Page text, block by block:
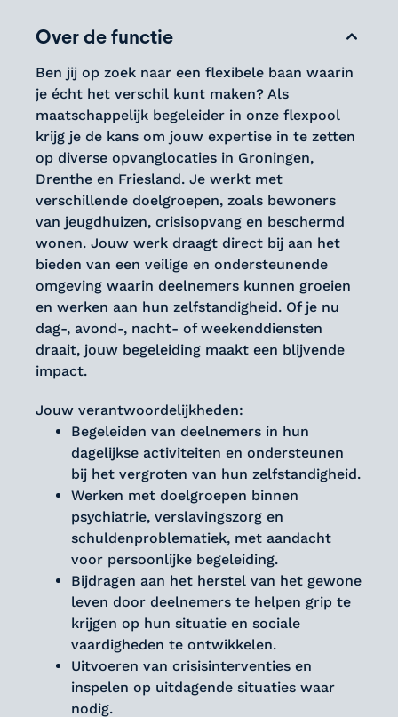
Over de functie
Ben jij op zoek naar een flexibele baan waarin
je écht het verschil kunt maken? Als
maatschappelijk begeleider in onze flexpool
krijg je de kans om jouw expertise in te zetten
op diverse opvanglocaties in Groningen,
Drenthe en Friesland. Je werkt met
verschillende doelgroepen, zoals bewoners
van jeugdhuizen, crisisopvang en beschermd
wonen. Jouw werk draagt direct bij aan het
bieden van een veilige en ondersteunende
omgeving waarin deelnemers kunnen groeien
en werken aan hun zelfstandigheid. Of je nu
dag-, avond-, nacht- of weekenddiensten
draait, jouw begeleiding maakt een blijvende
impact.
Jouw verantwoordelijkheden:
Begeleiden van deelnemers in hun
dagelijkse activiteiten en ondersteunen
bij het vergroten van hun zelfstandigheid.
Werken met doelgroepen binnen
psychiatrie, verslavingszorg en
schuldenproblematiek, met aandacht
voor persoonlijke begeleiding.
Bijdragen aan het herstel van het gewone
leven door deelnemers te helpen grip te
krijgen op hun situatie en sociale
vaardigheden te ontwikkelen.
Uitvoeren van crisisinterventies en
inspelen op uitdagende situaties waar
nodig.